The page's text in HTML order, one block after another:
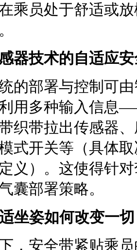
乘员处于舒适或
器技术的自适应
的部署与控制可
用多种输入信息
织带拉出传感器
式开关等（具体
义）。这使得针
囊部署策略。
坐姿如何改变一切
，安全带紧贴乘